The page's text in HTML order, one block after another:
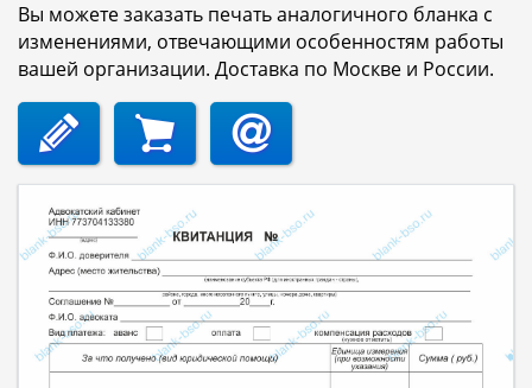
Вы можете заказать печать аналогичного бланка с
изменениями, отвечающими особенностям работы
вашей организации. Доставка по Москве и России.